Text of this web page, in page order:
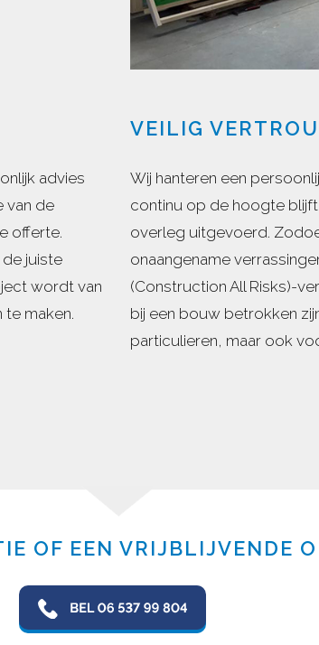
advies
van de
offerte.
juiste
wordt van
maken.
VEILIG
Wij hanteren een
continu op de hoogte
overleg uitgevoerd.
onaangename
(Construction All Risks)-
bij een bouw betrokken
particulieren, maar ook
OF EEN VRIJBLIJVENDE